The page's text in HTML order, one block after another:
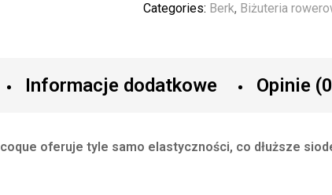
Categories: Berk, Biżuteria
Informacje dodatkowe Opinie
oferuje tyle samo elastyczności, co dłuższe